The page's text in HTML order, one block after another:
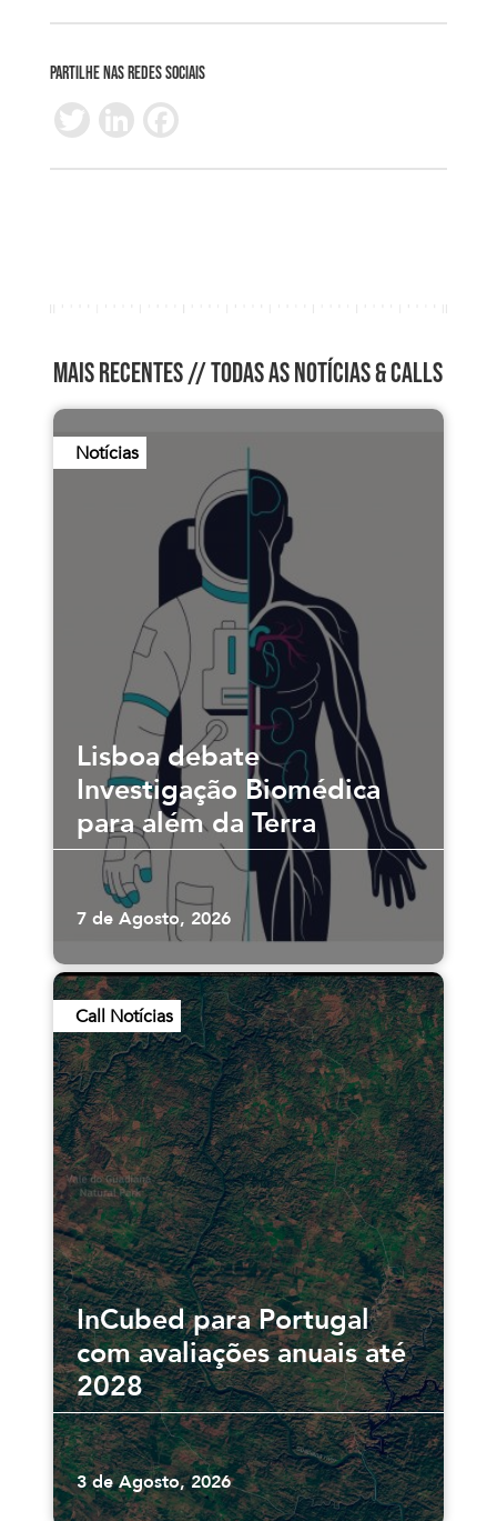
PARTILHE NAS REDES SOCIAIS
T
wi
Li
n
F
ac
o
MAIS RECENTES //TODAS AS NOTÍCIAS & CALLS
Notícias
Lisboa debate
Investigação Biomédica
para além da Terra
7 de Agosto, 2026
Call Notícias
InCubed para Portugal
com avaliações anuais até
2028
3 de Agosto, 2026